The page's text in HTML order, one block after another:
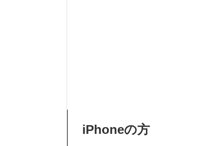
iPhoneの方